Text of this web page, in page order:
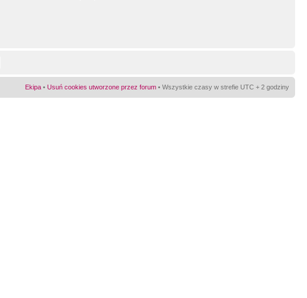
Ekipa • Usuń cookies utworzone przez forum • Wszystkie czasy w strefie UTC + 2 godziny